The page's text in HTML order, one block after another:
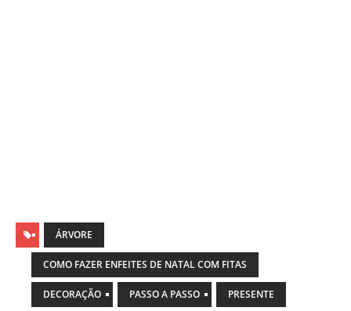
ÁRVORE
COMO FAZER ENFEITES DE NATAL COM FITAS
DECORAÇÃO PASSO A PASSO PRESENTE